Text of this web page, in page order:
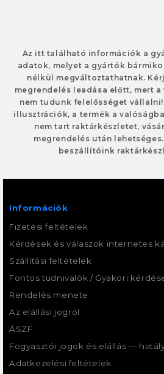
Az itt található információk a
adatok, melyet a gyártók
nélkül megváltoztathatnak.
megrendelés leadása előtt, mert
nem tudunk felelősséget
illusztrációk, a termék a
nem tart raktárkészletet,
megrendelés után
beszállítóink
Információk
Fizetési feltételek
Kérdések és válaszok internetes
Szállítási feltételek
Fontos tudnivalók / Gyakori
Rendelés menete
Az elállási jogról
ÁSZF
Fogyasztói jogok és elállás —
Adatkezelési feltételek